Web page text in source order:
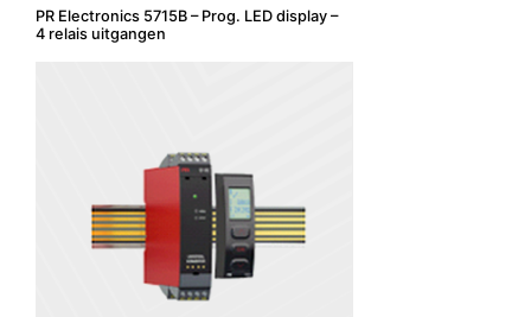
PR Electronics 5715B – Prog. LED display –
4 relais uitgangen